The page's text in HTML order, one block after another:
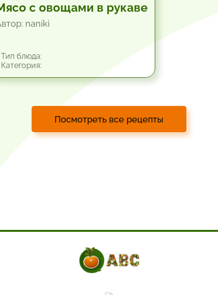
с овощами в рукаве
naniki
блюда:
Посмотреть все рецепты